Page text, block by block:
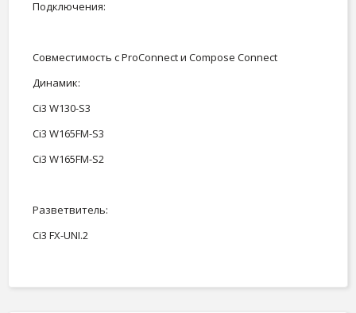
Подключения:
Совместимость с ProConnect и Compose Connect
Динамик:
Ci3 W130-S3
Ci3 W165FM-S3
Ci3 W165FM-S2
Разветвитель:
Ci3 FX-UNI.2